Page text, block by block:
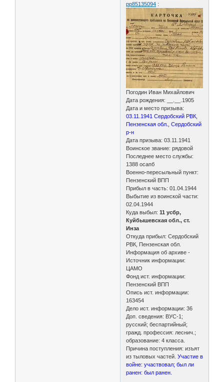
pp85135094 :
Погодин Иван Михайлович
Дата рождения: __.__.1905
Дата и место призыва:
03.11.1941 Сердобский РВК,
Пензенская обл., Сердобский
р-н
Дата призыва: 03.11.1941
Воинское звание: рядовой
Последнее место службы:
1388 осапб
Военно-пересыльный пункт:
Пензенский ВПП
Прибыл в часть: 01.04.1944
Выбытие из воинской части:
02.04.1944
Куда выбыл:11 усбр,
Куйбышевская обл., ст.
Инза
Откуда прибыл: Сердобский
РВК, Пензенская обл.
Информация об архиве -
Источник информации:
ЦАМО
Фонд ист. информации:
Пензенский ВПП
Опись ист. информации:
163454
Дело ист. информации: 36
Доп. сведения: ВУС-1;
русский; беспартийный;
гражд. профессия: леснич.;
образование: 4 класса.
Причина поступления: изъят
из тыловых частей.Участие в
войне: участвовал; был ли
ранен: был ранен.